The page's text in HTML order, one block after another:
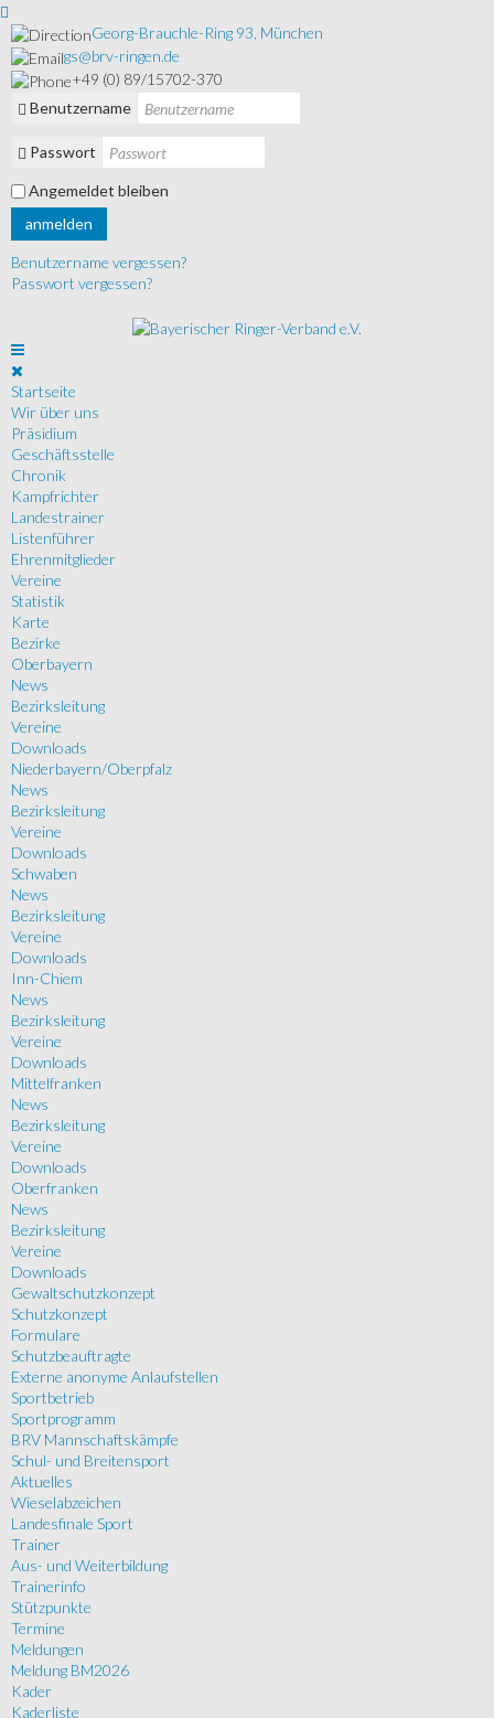
Georg-Brauchle-Ring 93, München
gs@brv-ringen.de
+49 (0) 89/15702-370
Benutzername
Passwort
Angemeldet bleiben
anmelden
Benutzername vergessen?
Passwort vergessen?
Startseite
Wir über uns
Präsidium
Geschäftsstelle
Chronik
Kampfrichter
Landestrainer
Listenführer
Ehrenmitglieder
Vereine
Statistik
Karte
Bezirke
Oberbayern
News
Bezirksleitung
Vereine
Downloads
Niederbayern/Oberpfalz
News
Bezirksleitung
Vereine
Downloads
Schwaben
News
Bezirksleitung
Vereine
Downloads
Inn-Chiem
News
Bezirksleitung
Vereine
Downloads
Mittelfranken
News
Bezirksleitung
Vereine
Downloads
Oberfranken
News
Bezirksleitung
Vereine
Downloads
Gewaltschutzkonzept
Schutzkonzept
Formulare
Schutzbeauftragte
Externe anonyme Anlaufstellen
Sportbetrieb
Sportprogramm
BRV Mannschaftskämpfe
Schul- und Breitensport
Aktuelles
Wieselabzeichen
Landesfinale Sport
Trainer
Aus- und Weiterbildung
Trainerinfo
Stützpunkte
Termine
Meldungen
Meldung BM2026
Kader
Kaderliste